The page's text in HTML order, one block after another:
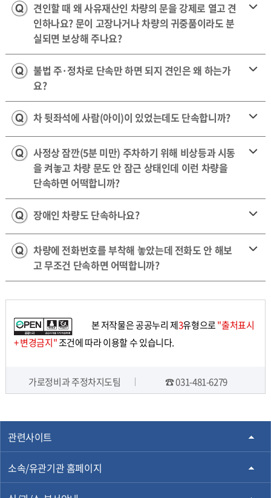
견인할 때 왜 사유재산인 차량의 문을 강제로 열고 견
인하나요? 문이 고장나거나 차량의 귀중품이라도 분
실되면 보상해 주나요?
불법 주·정차로 단속만 하면 되지 견인은 왜 하는가
요?
차 뒷좌석에 사람(아이)이 있었는데도 단속합니까?
사정상 잠깐(5분 미만) 주차하기 위해 비상등과 시동
을 켜놓고 차량 문도 안 잠근 상태인데 이런 차량을
단속하면 어떡합니까?
장애인 차량도 단속하나요?
차량에 전화번호를 부착해 놓았는데 전화도 안 해보
고 무조건 단속하면 어떡합니까?
본 저작물은 공공누리 제3유형으로"출처표시
+ 변경금지"조건에 따라 이용할 수 있습니다.
가로정비과 주정차지도팀 ☎ 031-481-6279
관련사이트
소속/유관기관 홈페이지